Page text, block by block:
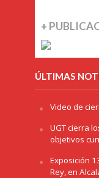
+
ÚLTIMAS
Video de
UGT cierra
objetivos
Exposición
Rey, en